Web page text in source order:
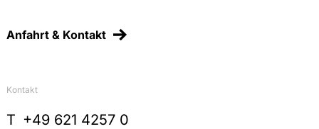
Anfahrt & Kontakt
Kontakt
T +49 621 4257 0